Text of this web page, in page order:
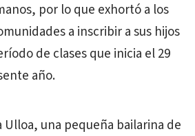
por lo que exhortó a los
a inscribir a sus hijos
de clases que inicia el 29
año.
Ulloa, una pequeña bailarina de